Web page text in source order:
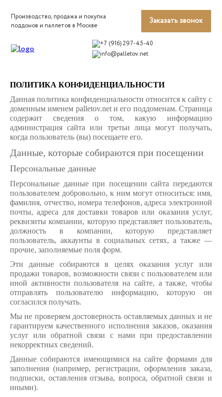
Производство, продажа и покупка
поддонов и паллетов в Москве
Заказать звонок
+7 (916) 297-45-40
info@palletov.net
ПОЛИТИКА КОНФИДЕНЦИАЛЬНОСТИ
Данная политика конфиденциальности относится к сайту с
доменным именем palletov.net и его поддоменам. Страница
содержит сведения о том, какую информацию
администрация сайта или третьи лица могут получать,
когда пользователь (вы) посещаете его.
Данные, которые собираются при посещении
Персональные данные
Персональные данные при посещении сайта передаются
пользователем добровольно, к ним могут относиться: имя,
фамилия, отчество, номера телефонов, адреса электронной
почты, адреса для доставки товаров или оказания услуг,
реквизиты компании, которую представляет пользователь,
должность в компании, которую представляет
пользователь, аккаунты в социальных сетях, а также —
прочие, заполняемые поля форм.
Эти данные собираются в целях оказания услуг или
продажи товаров, возможности связи с пользователем или
иной активности пользователя на сайте, а также, чтобы
отправлять пользователю информацию, которую он
согласился получать.
Мы не проверяем достоверность оставляемых данных и не
гарантируем качественного исполнения заказов, оказания
услуг или обратной связи с нами при предоставлении
некорректных сведений.
Данные собираются имеющимися на сайте формами для
заполнения (например, регистрации, оформления заказа,
подписки, оставления отзыва, вопроса, обратной связи и
иными).